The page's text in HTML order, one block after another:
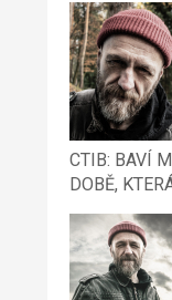
CTIB: BAVÍ
DOBĚ,